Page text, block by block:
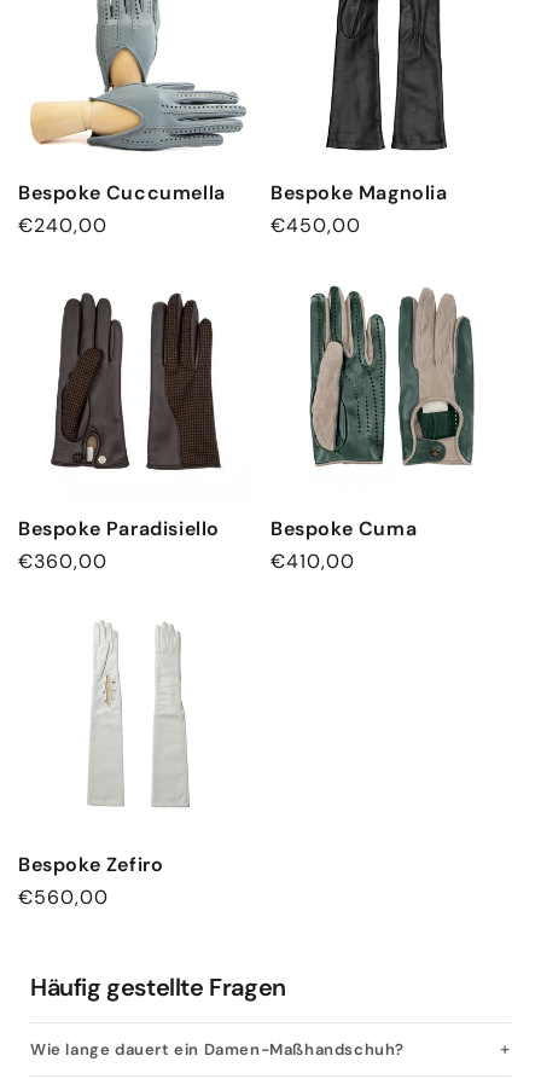
Bespoke Cuccumella
Normaler
€240,00
Bespoke Magnolia
Normaler
€450,00
Bespoke Paradisiello
Normaler
€360,00
Bespoke Cuma
Normaler
€410,00
Bespoke Zefiro
Normaler
€560,00
Häufig gestellte Fragen
Wie lange dauert ein Damen-Maßhandschuh?